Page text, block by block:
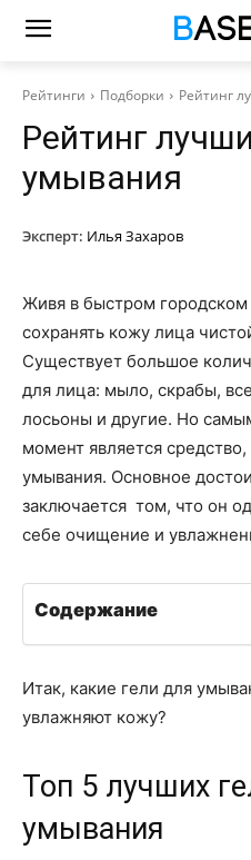
Рейтинги Подборки Рейтинг
Рейтинг
умывания
Эксперт: Илья Захаров
Живя в быстром
сохранять кожу лица
Существует большое
для лица: мыло, скрабы,
лосьоны и другие. Но
момент является
умывания. Основное
заключается том, что он
себе очищение и
Содержание
Итак, какие гели для
увлажняют кожу?
Топ 5 лучших
умывания